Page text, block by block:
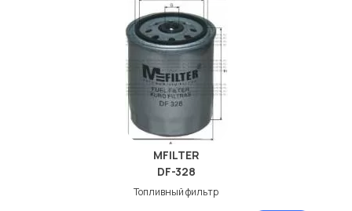
MFILTER
DF-328
Топливный фильтр